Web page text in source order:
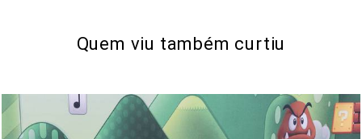
Quem viu também curtiu